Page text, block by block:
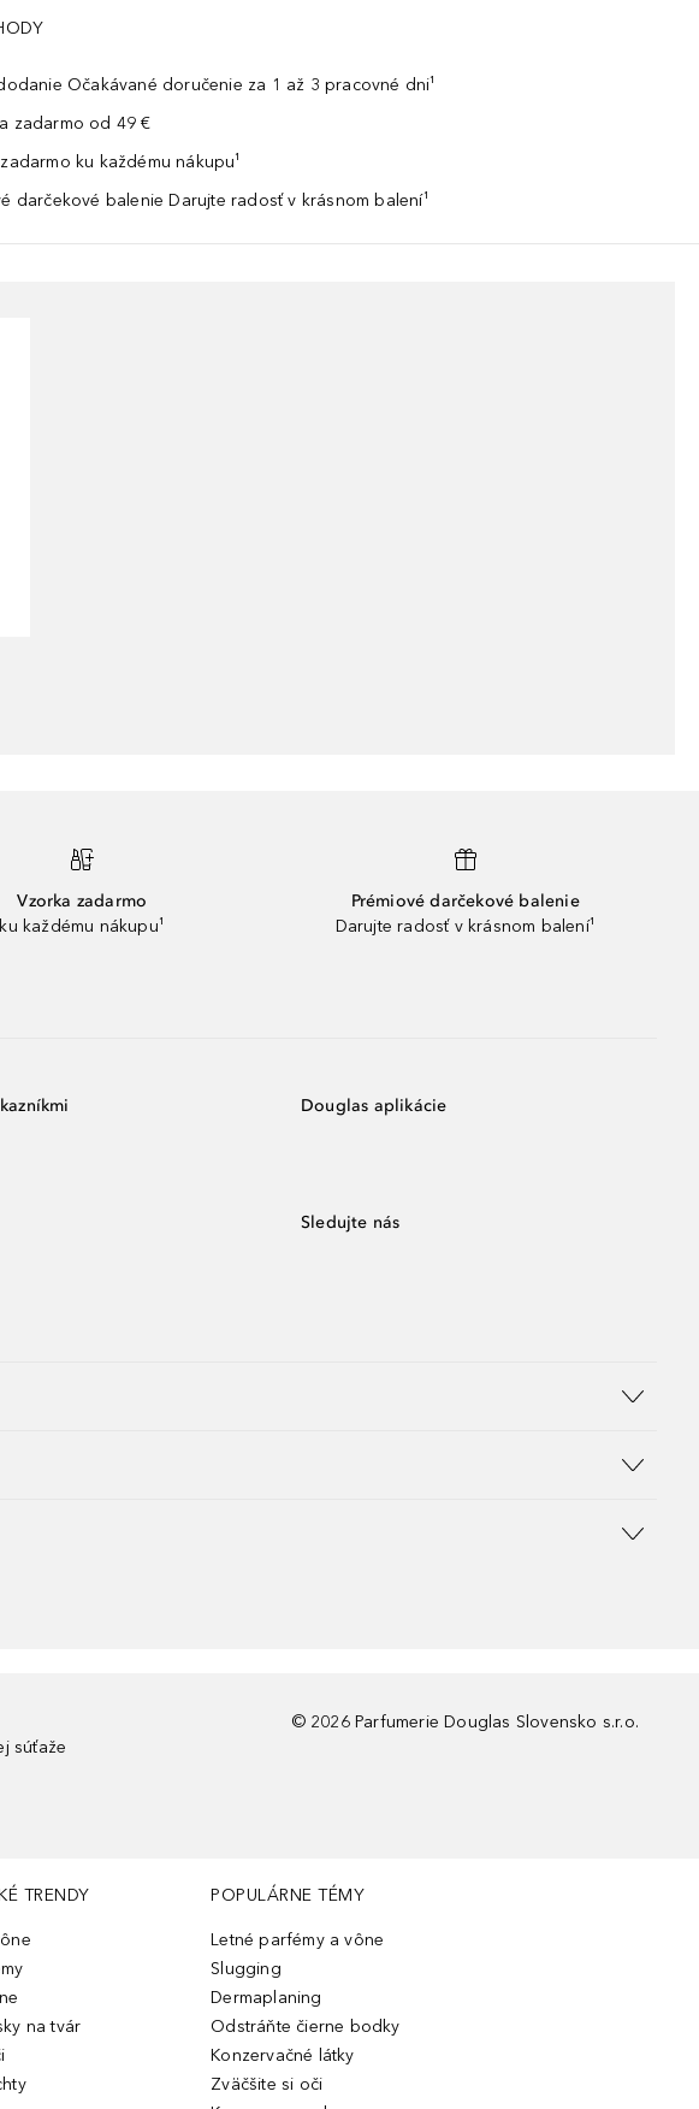
Očakávané doručenie za 1 až 3 pracovné dni¹
zadarmo od 49 €
ku každému nákupu¹
darčekové balenie Darujte radosť v krásnom balení¹
Vzorka zadarmo
ku každému nákupu¹
Prémiové darčekové balenie
Darujte radosť v krásnom balení¹
Douglas aplikácie
Sledujte nás
súťaže
© 2026 Parfumerie Douglas Slovensko s.r.o.
TRENDY
na tvár
POPULÁRNE TÉMY
Letné parfémy a vône
Slugging
Dermaplaning
Odstráňte čierne bodky
Konzervačné látky
Zväčšite si oči